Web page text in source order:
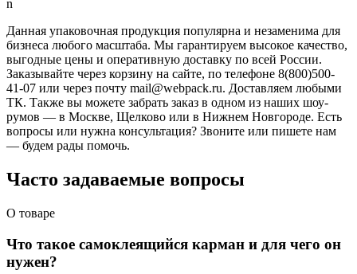
n
Данная упаковочная продукция популярна и незаменима для
бизнеса любого масштаба. Мы гарантируем высокое качество,
выгодные цены и оперативную доставку по всей России.
Заказывайте через корзину на сайте, по телефоне 8(800)500-
41-07 или через почту mail@webpack.ru. Доставляем любыми
ТК. Также вы можете забрать заказ в одном из наших шоу-
румов — в Москве, Щелково или в Нижнем Новгороде. Есть
вопросы или нужна консультация? Звоните или пишете нам
— будем рады помочь.
Часто задаваемые вопросы
О товаре
Что такое самоклеящийся карман и для чего он
нужен?